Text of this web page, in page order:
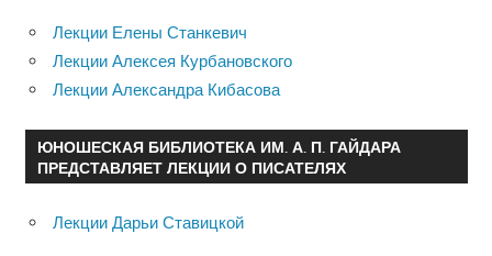
Лекции Елены Станкевич
Лекции Алексея Курбановского
Лекции Александра Кибасова
ЮНОШЕСКАЯ БИБЛИОТЕКА ИМ. А. П. ГАЙДАРА
ПРЕДСТАВЛЯЕТ ЛЕКЦИИ О ПИСАТЕЛЯХ
Лекции Дарьи Ставицкой